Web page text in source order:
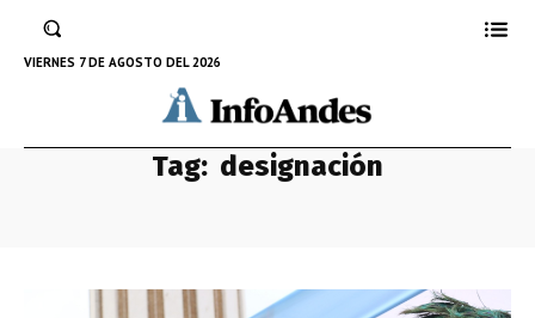
VIERNES 7 DE AGOSTO DEL 2026
Tag: designación